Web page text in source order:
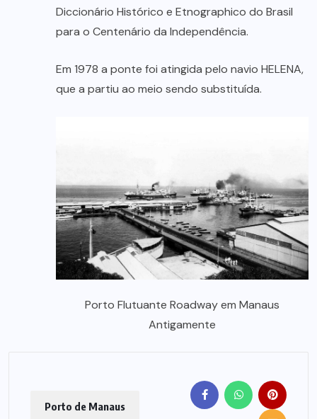
Diccionário Histórico e Etnographico do Brasil
para o Centenário da Independência.
Em 1978 a ponte foi atingida pelo navio HELENA,
que a partiu ao meio sendo substituída.
Porto Flutuante Roadway em Manaus
Antigamente
Porto de Manaus